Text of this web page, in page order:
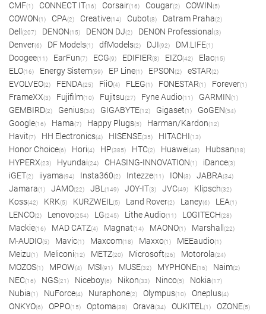
CMF(1) CONNECT IT(16) Corsair(16) Cougar(2) COWIN(5)
COWON(1) CPA(2) Creative(14) Cubot(8) Datram Praha(2)
Dell (207) DENON(15) DENON DJ(2) DENON Professional (3)
Denver(6) DF Models(1) dfModels(2) DJI(92) DM.LIFE(1)
Doogee(11) EarFun(7) ECG(9) EDIFIER(8) EIZO(42) Elac(15)
ELO(16) Energy Sistem(59) EP Line(1) EPSON(2) eSTAR(2)
EVOLVEO(2) FENDA(25) FiiO(4) FLEG(1) FONESTAR(1) Forever(1)
FrameXX(3) Fujifilm(10) Fujitsu(27) Fyne Audio(11) GARMIN(1)
GEMBIRD(2) Genius(34) GIGABYTE(12) Gigaset(1) GoGEN(54)
Google(16) Hama(7) Happy Plugs(5) Harman/Kardon(12)
Havit(7) HH Electronics(4) HISENSE(35) HITACHI(13)
Honor Choice(6) Hori(4) HP(385) HTC(2) Huawei(48) Hubsan(18)
HYPERX(23) Hyundai(24) CHASING-INNOVATION(1) iDance(3)
iGET(2) iiyama(94) Insta360(2) Intezze(11) ION(3) JABRA(34)
Jamara(1) JAMO(22) JBL (149) JOY-IT(3) JVC(49) Klipsch(32)
Koss(42) KRK(5) KURZWEIL (5) Land Rover(2) Laney(6) LEA(1)
LENCO(2) Lenovo(254) LG(245) Lithe Audio(11) LOGITECH(28)
Mackie(16) MAD CATZ(4) Magnat(14) MAONO(1) Marshall (22)
M-AUDIO(5) Mavic(1) Maxcom(18) Maxxo(1) MEEaudio(1)
Meizu(1) Meliconi(12) METZ(20) Microsoft(26) Motorola(24)
MOZOS(1) MPOW(4) MSI(91) MUSE(32) MYPHONE(16) Naim(2)
NEC(16) NGS(21) Niceboy(6) Nikon(33) Ninco(5) Nokia(17)
Nubia(1) NuForce(4) Nuraphone(2) Olympus(10) Oneplus(4)
ONKYO(6) OPPO(15) Optoma(38) Orava(34) OUKITEL (1) OZONE(5)